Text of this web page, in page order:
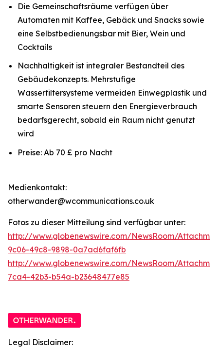
Die Gemeinschaftsräume verfügen über
Automaten mit Kaffee, Gebäck und Snacks sowie
eine Selbstbedienungsbar mit Bier, Wein und
Cocktails
Nachhaltigkeit ist integraler Bestandteil des
Gebäudekonzepts. Mehrstufige
Wasserfiltersysteme vermeiden Einwegplastik und
smarte Sensoren steuern den Energieverbrauch
bedarfsgerecht, sobald ein Raum nicht genutzt
wird
Preise: Ab 70 £ pro Nacht
Medienkontakt:
otherwander@wcommunications.co.uk
Fotos zu dieser Mitteilung sind verfügbar unter:
http://www.globenewswire.com/NewsRoom/
9c06-49c8-9898-0a7ad6faf6fb
http://www.globenewswire.com/NewsRoom/
7ca4-42b3-b54a-b23648477e85
Legal Disclaimer: